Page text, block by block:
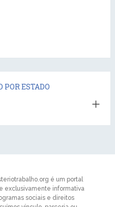
ESTADO
é um portal
exclusivamente informativa
sociais e direitos